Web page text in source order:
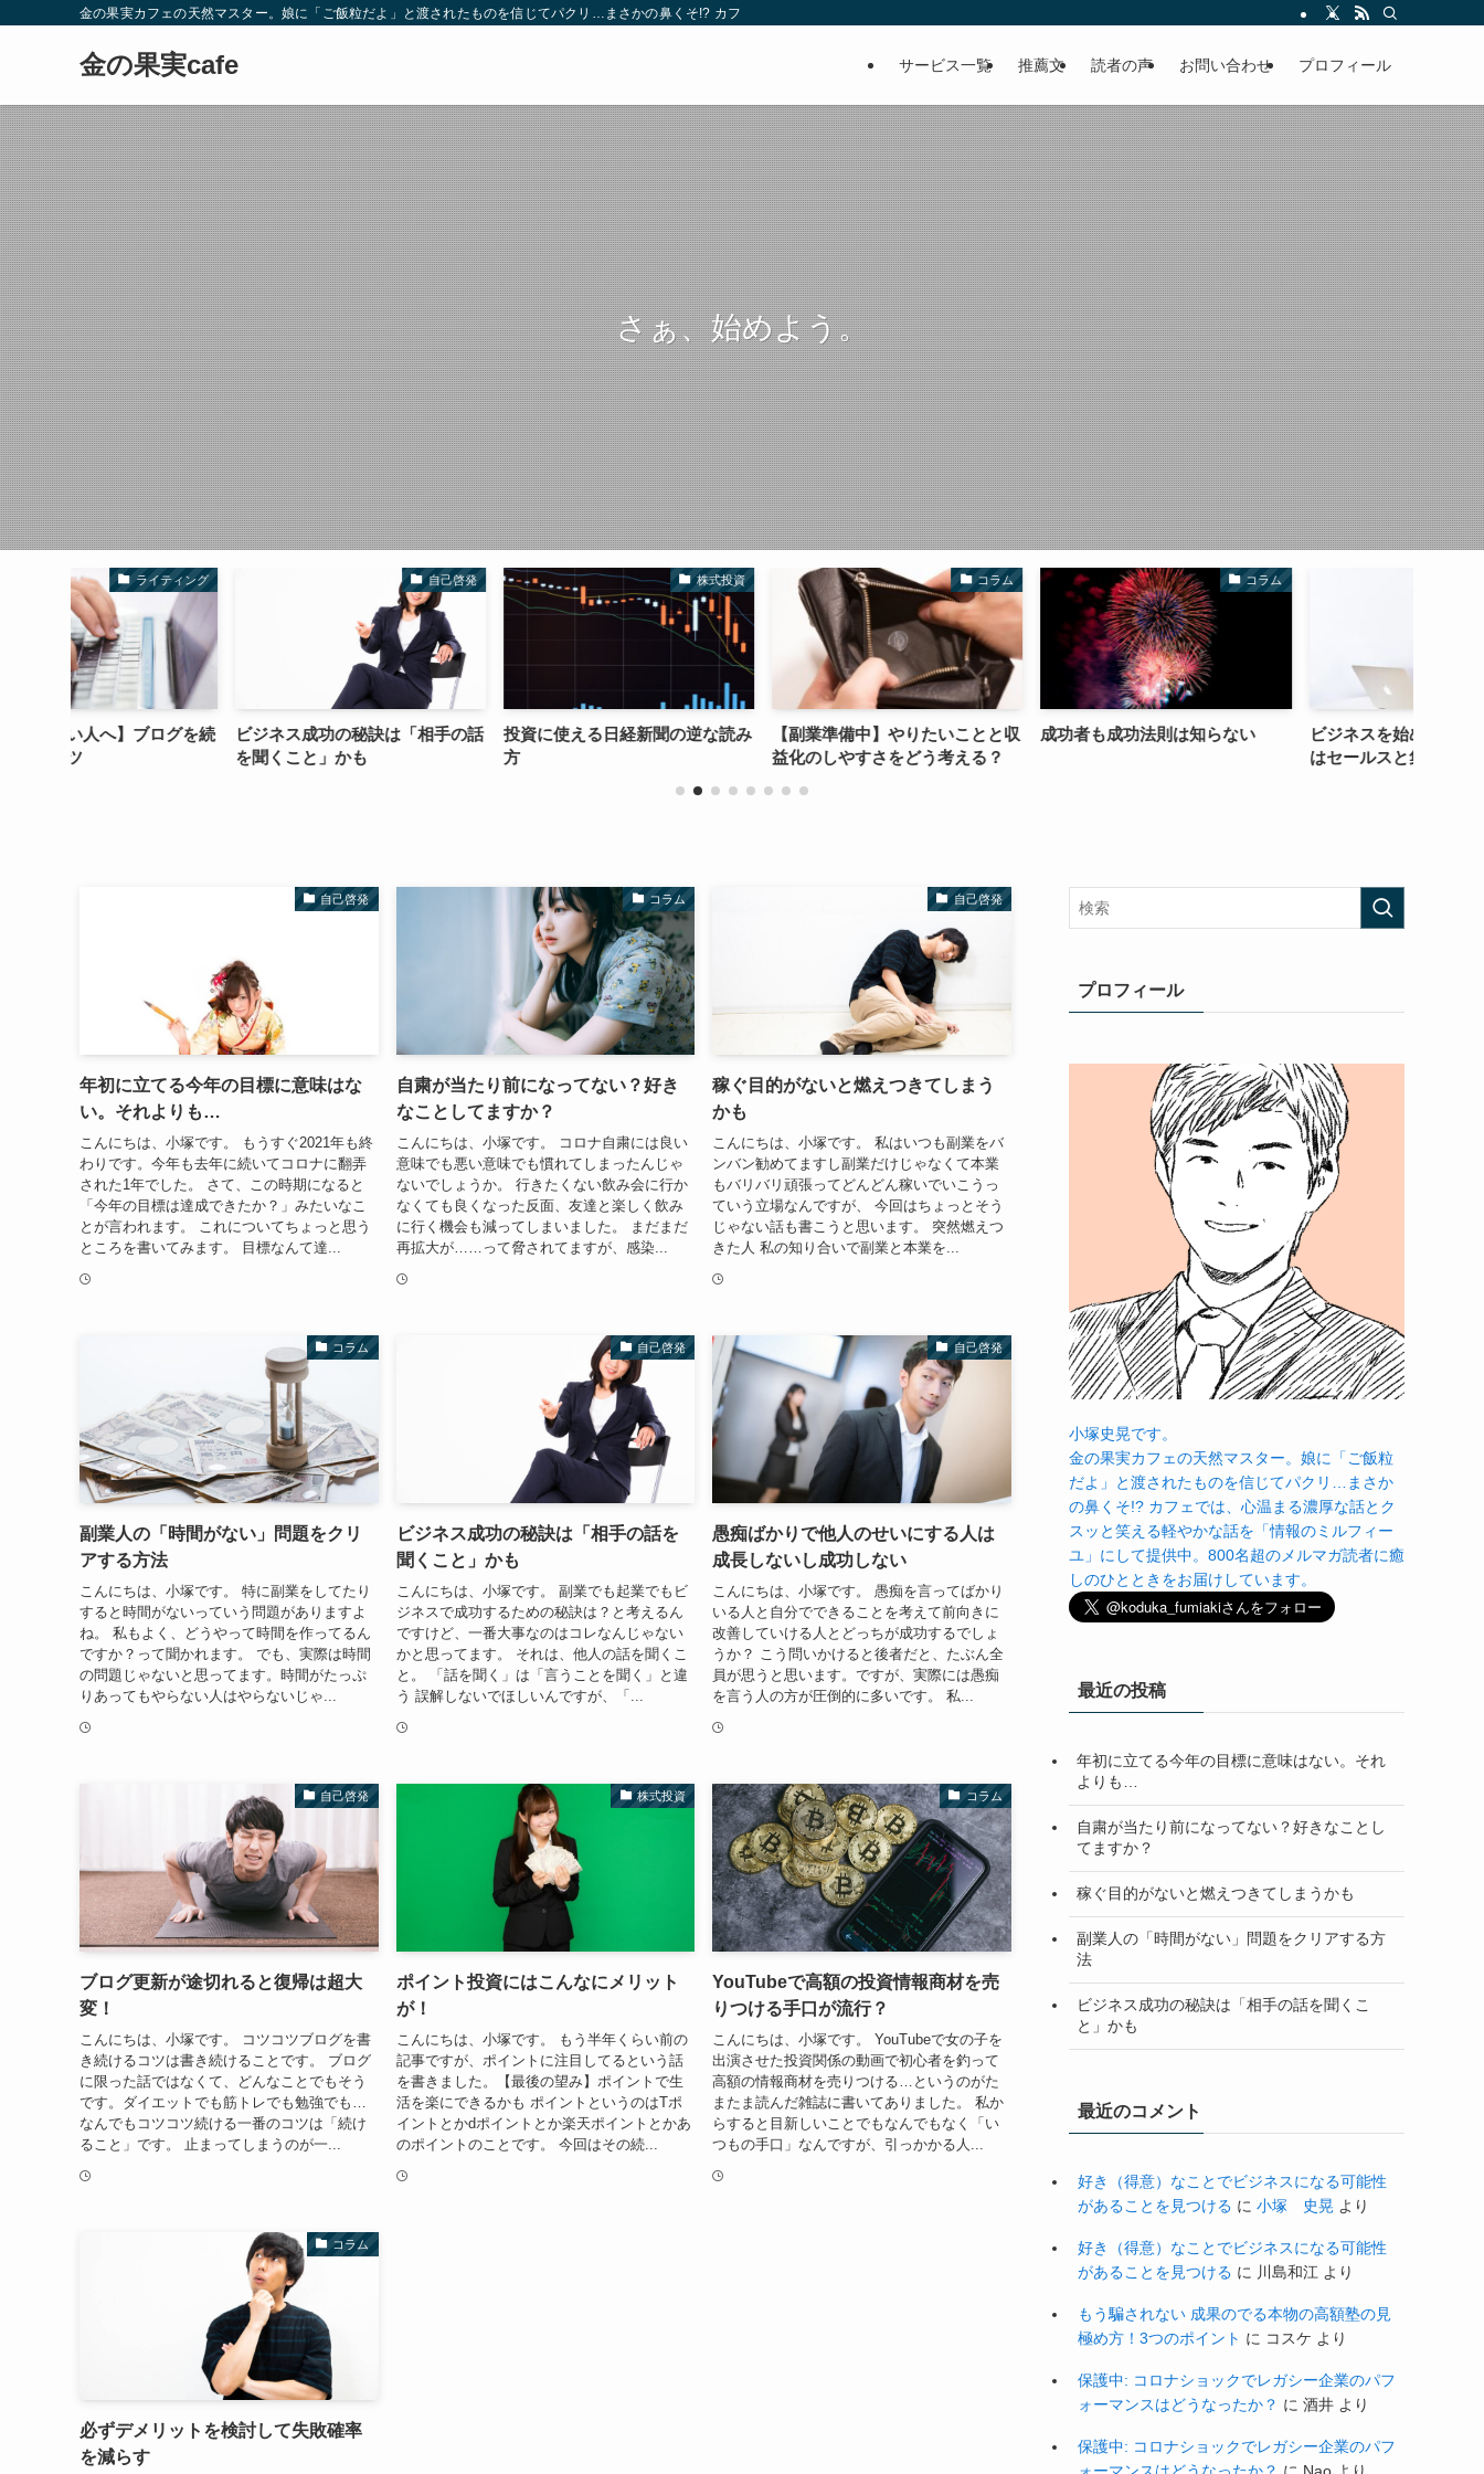
金の果実カフェの天然マスター。娘に「ご飯粒だよ」と渡されたものを信じてパクリ…まさかの鼻くそ!? カフェでは、心温まる濃厚な話とクスッと笑える軽やかな話を「情報のミルフィーユ」にして提供中。800名超のメルマガ読
金の果実cafe サービス一覧 推薦文 読者の声 お問い合わせ プロフィール
さぁ、始めよう。
ビジネス成功の秘訣は「相手の話
を聞くこと」かも
株式投資
投資に使える日経新聞の逆な読み
方
コラム
【副業準備中】やりたいことと収
益化のしやすさをどう考える？
コラム
成功者も成功法則は知らない
ビジネスを始めるのに勉強すべき
はセールスと集客の力だけ
自己啓発
年初に立てる今年の目標に意味はな
い。それよりも…
こんにちは、小塚です。 もうすぐ2021年も終
わりです。今年も去年に続いてコロナに翻弄
された1年でした。 さて、この時期になると
「今年の目標は達成できたか？」みたいなこ
とが言われます。 これについてちょっと思う
ところを書いてみます。 目標なんて達...
コラム
自粛が当たり前になってない？好き
なことしてますか？
こんにちは、小塚です。 コロナ自粛には良い
意味でも悪い意味でも慣れてしまったんじゃ
ないでしょうか。 行きたくない飲み会に行か
なくても良くなった反面、友達と楽しく飲み
に行く機会も減ってしまいました。 まだまだ
再拡大が……って脅されてますが、感染...
自己啓発
稼ぐ目的がないと燃えつきてしまう
かも
こんにちは、小塚です。 私はいつも副業をバ
ンバン勧めてますし副業だけじゃなくて本業
もバリバリ頑張ってどんどん稼いでいこうっ
ていう立場なんですが、 今回はちょっとそう
じゃない話も書こうと思います。 突然燃えつ
きた人 私の知り合いで副業と本業を...
コラム
副業人の「時間がない」問題をクリ
アする方法
こんにちは、小塚です。 特に副業をしてたり
すると時間がないっていう問題がありますよ
ね。 私もよく、どうやって時間を作ってるん
ですか？って聞かれます。 でも、実際は時間
の問題じゃないと思ってます。時間がたっぷ
りあってもやらない人はやらないじゃ...
自己啓発
ビジネス成功の秘訣は「相手の話を
聞くこと」かも
こんにちは、小塚です。 副業でも起業でもビ
ジネスで成功するための秘訣は？と考えるん
ですけど、一番大事なのはコレなんじゃない
かと思ってます。 それは、他人の話を聞くこ
と。 「話を聞く」は「言うことを聞く」と違
う 誤解しないでほしいんですが、「...
自己啓発
愚痴ばかりで他人のせいにする人は
成長しないし成功しない
こんにちは、小塚です。 愚痴を言ってばかり
いる人と自分でできることを考えて前向きに
改善していける人とどっちが成功するでしょ
うか？ こう問いかけると後者だと、たぶん全
員が思うと思います。ですが、実際には愚痴
を言う人の方が圧倒的に多いです。 私...
自己啓発
ブログ更新が途切れると復帰は超大
変！
こんにちは、小塚です。 コツコツブログを書
き続けるコツは書き続けることです。 ブログ
に限った話ではなくて、どんなことでもそう
です。ダイエットでも筋トレでも勉強でも…
なんでもコツコツ続ける一番のコツは「続け
ること」です。 止まってしまうのが一...
株式投資
ポイント投資にはこんなにメリット
が！
こんにちは、小塚です。 もう半年くらい前の
記事ですが、ポイントに注目してるという話
を書きました。【最後の望み】ポイントで生
活を楽にできるかも ポイントというのはTポ
イントとかdポイントとか楽天ポイントとかあ
のポイントのことです。 今回はその続...
コラム
YouTubeで高額の投資情報商材を売
りつける手口が流行？
こんにちは、小塚です。 YouTubeで女の子を
出演させた投資関係の動画で初心者を釣って
高額の情報商材を売りつける…というのがた
またま読んだ雑誌に書いてありました。 私か
らすると目新しいことでもなんでもなく「い
つもの手口」なんですが、引っかかる人...
コラム
必ずデメリットを検討して失敗確率
を減らす
プロフィール
小塚史晃です。
金の果実カフェの天然マスター。娘に「ご飯粒
だよ」と渡されたものを信じてパクリ…まさか
の鼻くそ!? カフェでは、心温まる濃厚な話とク
スッと笑える軽やかな話を「情報のミルフィー
ユ」にして提供中。800名超のメルマガ読者に癒
しのひとときをお届けしています。
最近の投稿
年初に立てる今年の目標に意味はない。それ
よりも…
自粛が当たり前になってない？好きなことし
てますか？
稼ぐ目的がないと燃えつきてしまうかも
副業人の「時間がない」問題をクリアする方
法
ビジネス成功の秘訣は「相手の話を聞くこ
と」かも
最近のコメント
好き（得意）なことでビジネスになる可能性
があることを見つける に 小塚 史晃 より
好き（得意）なことでビジネスになる可能性
があることを見つける に 川島和江 より
もう騙されない 成果のでる本物の高額塾の見
極め方！3つのポイント に コスケ より
保護中: コロナショックでレガシー企業のパフ
ォーマンスはどうなったか？ に 酒井 より
保護中: コロナショックでレガシー企業のパフ
ォーマンスはどうなったか？ に Nao より